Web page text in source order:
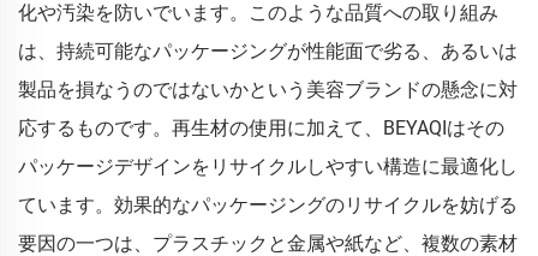
化や汚染を防いでいます。このような品質への取り組み
は、持続可能なパッケージングが性能面で劣る、あるいは
製品を損なうのではないかという美容ブランドの懸念に対
応するものです。再生材の使用に加えて、BEYAQIはその
パッケージデザインをリサイクルしやすい構造に最適化し
ています。効果的なパッケージングのリサイクルを妨げる
要因の一つは、プラスチックと金属や紙など、複数の素材